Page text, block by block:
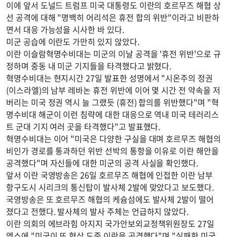
이에 앞서 도널드 트럼프 미국 대통령도 이란의 호르무즈 해협 상
선 공격에 대해 "명백히 어리석은 휴전 합의 위반"이라고 비판하
면서 대응 가능성을 시사한 바 있다.
미군 공습에 이란도 가만히 있지 않았다.
이란 이슬람혁명수비대는 미군의 이날 공격을 '휴전 위반'으로 규
정하며 중동 내 미군 기지들을 타격했다고 밝혔다.
혁명수비대는 현지시간 27일 발표한 성명에서 "시온주의 정권
(이스라엘)의 남부 레바논 휴전 위반에 이어 몇 시간 전 약속을 저
버리는 미국 정권 역시 늘 그랬듯 (휴전) 합의를 위반했다"며 "혁
명수비대 해군이 이런 침략에 대한 대응으로 역내 미국 테러리스
트 군대 기지 여러 곳을 타격했다"고 발표했다.
혁명수비대는 이어 "미국은 다양한 구실을 대며 호르무즈 해협의
비인가 경로를 통과하던 위반 선박의 통항을 이유로 이란 해안을
공격했다"며 자신들에 대한 미군의 공격 사실을 확인했다.
앞서 이란 국영방송은 26일 호르무즈 해협에 인접한 이란 남부
항구도시 시리크의 통신탑이 발사체 2발에 맞았다고 보도했다.
국영방송은 또 호르무즈 해협의 케슘섬에도 발사체 2발이 떨어
졌다고 전했다. 발사체의 발사 주체는 언급하지 않았다.
이란 의회의 에브라힘 아지지 국가안보외교정책위원장도 27일